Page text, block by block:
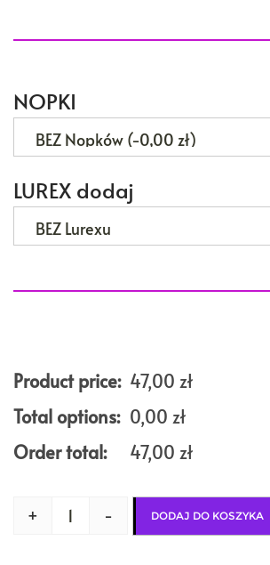
NOPKI
LUREX dodaj
Product price: 47,00 zł
Total options: 0,00 zł
Order total:
47,00 zł
+ - DODAJ DO KOSZYKA